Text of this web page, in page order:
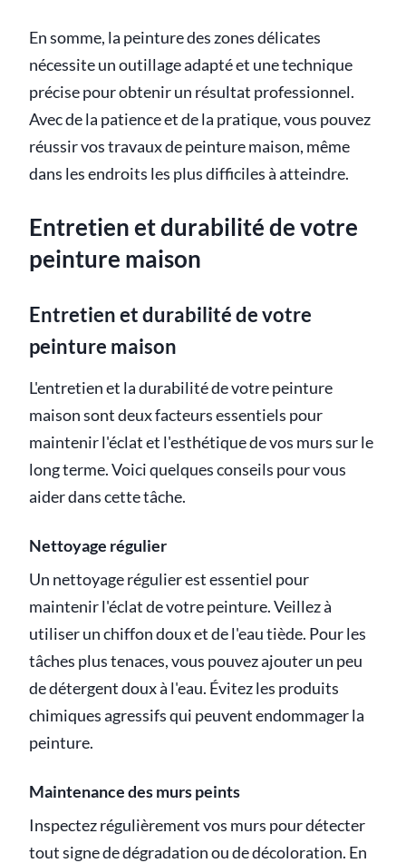
En somme, la peinture des zones délicates
nécessite un outillage adapté et une technique
précise pour obtenir un résultat professionnel.
Avec de la patience et de la pratique, vous pouvez
réussir vos travaux de peinture maison, même
dans les endroits les plus difficiles à atteindre.
Entretien et durabilité de votre
peinture maison
Entretien et durabilité de votre
peinture maison
L'entretien et la durabilité de votre peinture
maison sont deux facteurs essentiels pour
maintenir l'éclat et l'esthétique de vos murs sur le
long terme. Voici quelques conseils pour vous
aider dans cette tâche.
Nettoyage régulier
Un nettoyage régulier est essentiel pour
maintenir l'éclat de votre peinture. Veillez à
utiliser un chiffon doux et de l'eau tiède. Pour les
tâches plus tenaces, vous pouvez ajouter un peu
de détergent doux à l'eau. Évitez les produits
chimiques agressifs qui peuvent endommager la
peinture.
Maintenance des murs peints
Inspectez régulièrement vos murs pour détecter
tout signe de dégradation ou de décoloration. En